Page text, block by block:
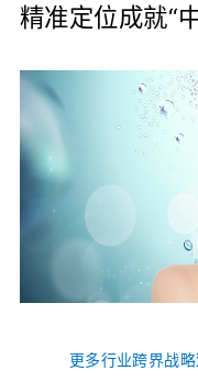
精准定位成就“
更多行业跨界战